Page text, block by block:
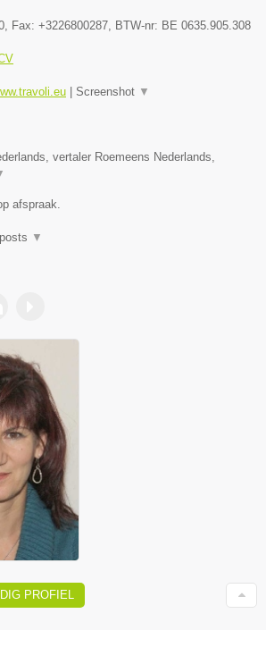
, Fax: +3226800287 , BTW-nr: BE 0635.905.308
| Screenshot ▼
vertaler Roemeens Nederlands,
afspraak.
▼
PROFIEL